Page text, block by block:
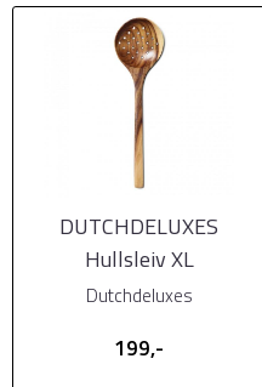
DUTCHDELUXES
Hullsleiv XL
Dutchdeluxes
199,-